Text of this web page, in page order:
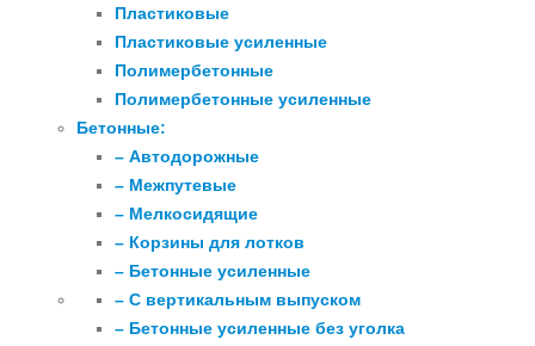
Пластиковые
Пластиковые усиленные
Полимербетонные
Полимербетонные усиленные
Бетонные:
– Автодорожные
– Межпутевые
– Мелкосидящие
– Корзины для лотков
– Бетонные усиленные
– С вертикальным выпуском
– Бетонные усиленные без уголка